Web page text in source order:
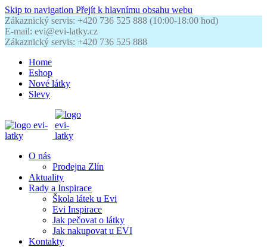
Skip to navigation Přejít k hlavnímu obsahu webu
Zákaznický servis: +420 736 525 888 (10:00-18:00 hod)
E-mail: evi@evi-latky.cz
Zákaznický servis: +420 736 525 888
Home
Eshop
Nové látky
Slevy
O nás
Prodejna Zlín
Aktuality
Rady a Inspirace
Škola látek u Evi
Evi Inspirace
Jak pečovat o látky
Jak nakupovat u EVI
Kontakty